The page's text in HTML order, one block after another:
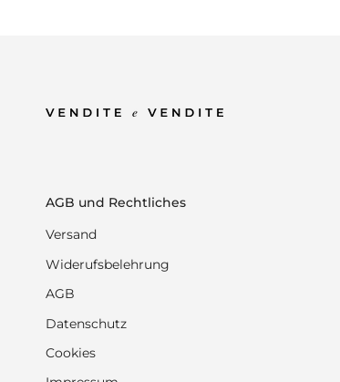
AGB und Rechtliches
Versand
Widerufsbelehrung
AGB
Datenschutz
Cookies